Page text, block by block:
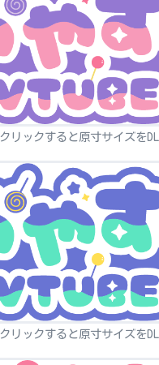
クリックすると原寸サイズを
クリックすると原寸サイズを